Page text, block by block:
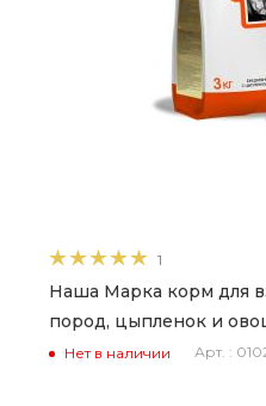
1
Наша Марка корм для
пород, цыпленок и
Нет в наличии Арт. :